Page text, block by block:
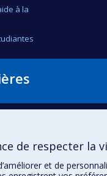
à la
de respecter la
et de